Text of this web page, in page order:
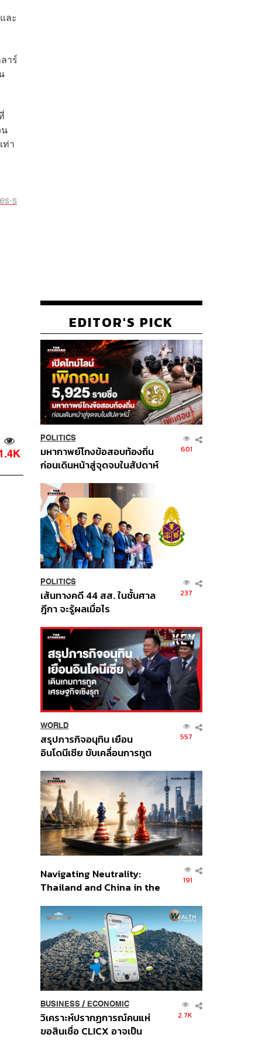
ละ
าร์
ท่า
s
EDITOR'S PICK
POLITICS
มหากาพย์โกงข้อสอบท้องถิ่น
ก่อนเดินหน้าสู่จุดจบในสัปดาห์
601
POLITICS
เส้นทางคดี 44 สส. ในชั้นศาล
ฎีกา จะรู้ผลเมื่อไร
237
WORLD
สรุปภารกิจอนุทิน เยือน
อินโดนีเซีย ขับเคลื่อนการทูต
ส่วนยุทธศาสตร์ไทย –
อินโดนีเซีย
557
Navigating Neutrality:
Thailand and China in the
Order
191
BUSINESS/ ECONOMIC
วิเคราะห์ปรากฏการณ์คนแห่
ขอสินเชื่อ CLICX อาจเป็น
2.7K